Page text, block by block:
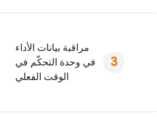
مراقبة بيانات الأداء
في وحدة التحكّم في
الوقت الفعلي